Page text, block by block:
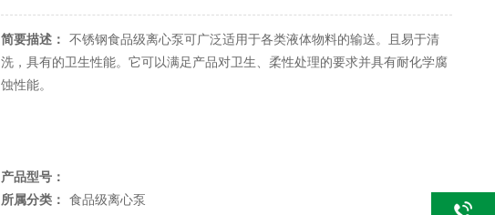
简要描述：
不锈钢食品级离心泵可广泛适用于各类液体物料的输送。且易于清
洗，具有的卫生性能。它可以满足产品对卫生、柔性处理的要求并具有耐化学腐
蚀性能。
产品型号：
所属分类：
食品级离心泵